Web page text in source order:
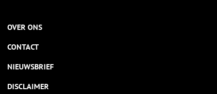
OVER ONS
CONTACT
NIEUWSBRIEF
DISCLAIMER